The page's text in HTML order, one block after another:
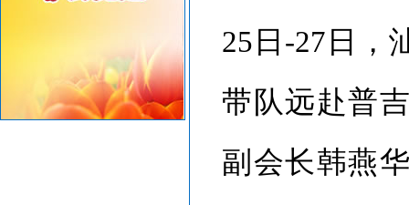
25日-27日，
带队远赴普
副会长韩燕